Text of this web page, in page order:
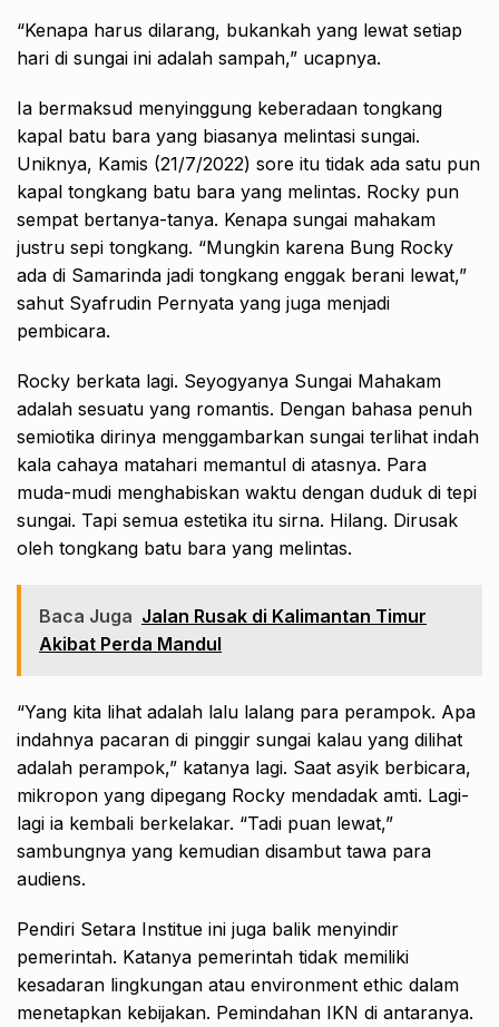
“Kenapa harus dilarang, bukankah yang lewat setiap
hari di sungai ini adalah sampah,” ucapnya.
Ia bermaksud menyinggung keberadaan tongkang
kapal batu bara yang biasanya melintasi sungai.
Uniknya, Kamis (21/7/2022) sore itu tidak ada satu pun
kapal tongkang batu bara yang melintas. Rocky pun
sempat bertanya-tanya. Kenapa sungai mahakam
justru sepi tongkang. “Mungkin karena Bung Rocky
ada di Samarinda jadi tongkang enggak berani lewat,”
sahut Syafrudin Pernyata yang juga menjadi
pembicara.
Rocky berkata lagi. Seyogyanya Sungai Mahakam
adalah sesuatu yang romantis. Dengan bahasa penuh
semiotika dirinya menggambarkan sungai terlihat indah
kala cahaya matahari memantul di atasnya. Para
muda-mudi menghabiskan waktu dengan duduk di tepi
sungai. Tapi semua estetika itu sirna. Hilang. Dirusak
oleh tongkang batu bara yang melintas.
Baca Juga Jalan Rusak di Kalimantan Timur
Akibat Perda Mandul
“Yang kita lihat adalah lalu lalang para perampok. Apa
indahnya pacaran di pinggir sungai kalau yang dilihat
adalah perampok,” katanya lagi. Saat asyik berbicara,
mikropon yang dipegang Rocky mendadak amti. Lagi-
lagi ia kembali berkelakar. “Tadi puan lewat,”
sambungnya yang kemudian disambut tawa para
audiens.
Pendiri Setara Institue ini juga balik menyindir
pemerintah. Katanya pemerintah tidak memiliki
kesadaran lingkungan atau environment ethic dalam
menetapkan kebijakan. Pemindahan IKN di antaranya.